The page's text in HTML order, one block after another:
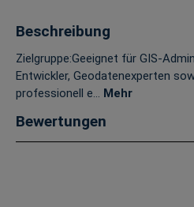
Beschreibung
Zielgruppe:Geeignet für GIS-
Entwickler, Geodatenexperten
professionell e… Mehr
Bewertungen